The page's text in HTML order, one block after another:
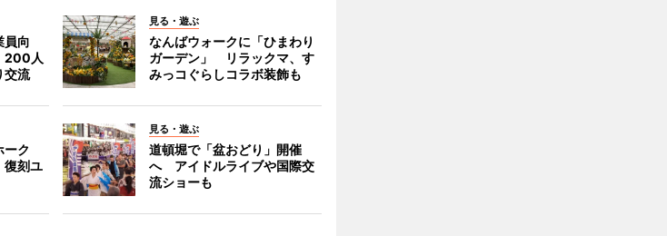
員向
200人
交流
見る・遊ぶ
なんばウォークに「ひまわり
ガーデン」 リラックマ、す
みっコぐらしコラボ装飾も
ーク
刻ユ
見る・遊ぶ
道頓堀で「盆おどり」開催
へ アイドルライブや国際交
流ショーも